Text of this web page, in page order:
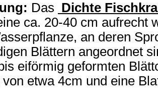
Das Dichte
ca. 20-40 cm aufrecht
an deren
Blättern angeordnet
eiförmig geformten
etwa 4cm und eine